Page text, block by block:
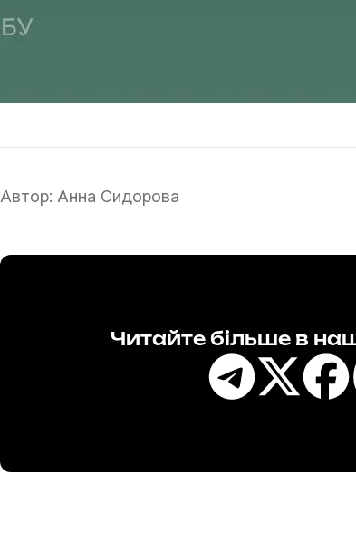
Автор: Анна Сидорова
Читайте більше в